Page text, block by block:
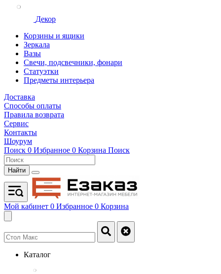
Декор
Корзины и ящики
Зеркала
Вазы
Свечи, подсвечники, фонари
Статуэтки
Предметы интерьера
Доставка
Способы оплаты
Правила возврата
Сервис
Контакты
Шоурум
Поиск 0 Избранное 0 Корзина Поиск
Найти
Мой кабинет 0 Избранное 0 Корзина
Каталог